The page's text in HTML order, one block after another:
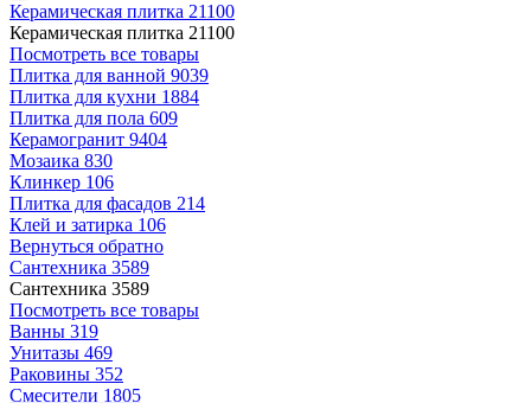
Керамическая плитка 21100
Керамическая плитка 21100
Посмотреть все товары
Плитка для ванной 9039
Плитка для кухни 1884
Плитка для пола 609
Керамогранит 9404
Мозаика 830
Клинкер 106
Плитка для фасадов 214
Клей и затирка 106
Вернуться обратно
Сантехника 3589
Сантехника 3589
Посмотреть все товары
Ванны 319
Унитазы 469
Раковины 352
Смесители 1805